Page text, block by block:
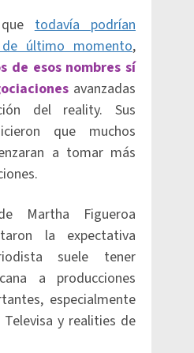
quetodavía podrían
último momento,
de esos nombres sí
avanzadas
del reality. Sus
que muchos
a tomar más
Martha Figueroa
la expectativa
suele tener
a producciones
especialmente
y realities de